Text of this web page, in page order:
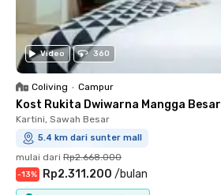
Video 360
Coliving • Campur
Kost Rukita Dwiwarna Mangga Besar
Kartini, Sawah Besar
5.4 km dari sunter mall
mulai dari Rp2.668.000
-13% Rp2.311.200 /bulan